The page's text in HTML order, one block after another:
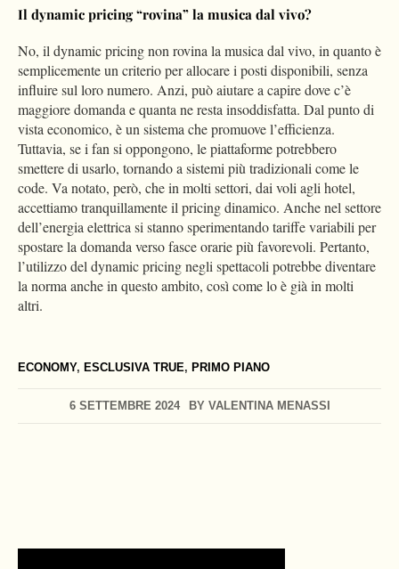
ECONOMY, ESCLUSIVA TRUE, PRIMO PIANO
6 SETTEMBRE 2024 BY VALENTINA MENASSI
Il dynamic pricing “rovina” la musica dal vivo?
No, il dynamic pricing non rovina la musica dal vivo, in quanto è
semplicemente un criterio per allocare i posti disponibili, senza
influire sul loro numero. Anzi, può aiutare a capire dove c’è
maggiore domanda e quanta ne resta insoddisfatta. Dal punto di
vista economico, è un sistema che promuove l’efficienza.
Tuttavia, se i fan si oppongono, le piattaforme potrebbero
smettere di usarlo, tornando a sistemi più tradizionali come le
code. Va notato, però, che in molti settori, dai voli agli hotel,
accettiamo tranquillamente il pricing dinamico. Anche nel settore
dell’energia elettrica si stanno sperimentando tariffe variabili per
spostare la domanda verso fasce orarie più favorevoli. Pertanto,
l’utilizzo del dynamic pricing negli spettacoli potrebbe diventare
la norma anche in questo ambito, così come lo è già in molti
altri.